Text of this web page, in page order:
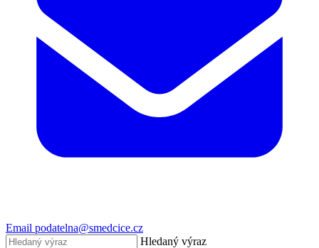
Email podatelna@smedcice.cz
Hledaný výraz